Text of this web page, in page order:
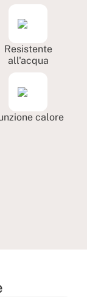
Resistente
all'acqua
calore